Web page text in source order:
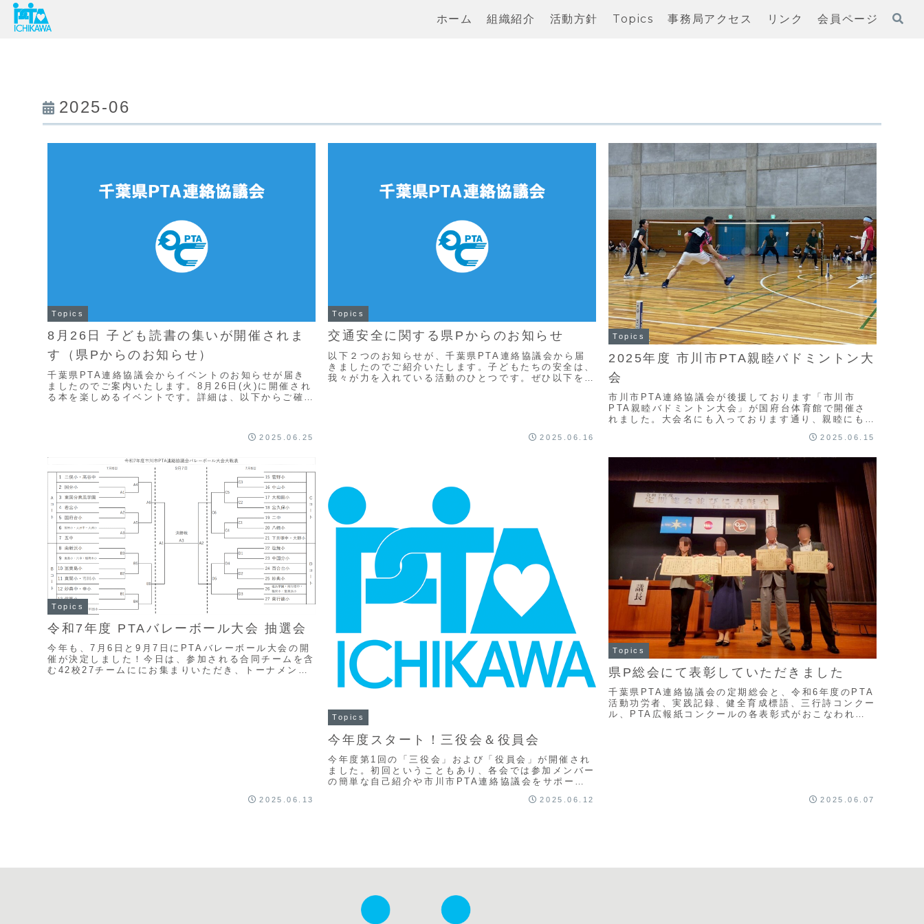
ホーム 組織紹介 活動方針 Topics 事務局アクセス リンク 会員ページ
2025-06
Topics
8月26日 子ども読書の集いが開催されま
す（県Pからのお知らせ）
千葉県PTA連絡協議会からイベントのお知らせが届き
ましたのでご案内いたします。8月26日(火)に開催され
る本を楽しめるイベントです。詳細は、以下からご確認
2025.06.25
Topics
交通安全に関する県Pからのお知らせ
以下２つのお知らせが、千葉県PTA連絡協議会から届
きましたのでご紹介いたします。子どもたちの安全は、
我々が力を入れている活動のひとつです。ぜひ以下をご
2025.06.16
Topics
2025年度 市川市PTA親睦バドミントン大
会
市川市PTA連絡協議会が後援しております「市川市
PTA親睦バドミントン大会」が国府台体育館で開催さ
れました。大会名にも入っております通り、親睦にも重
2025.06.15
Topics
令和7年度 PTAバレーボール大会 抽選会
今年も、7月6日と9月7日にPTAバレーボール大会の開
催が決定しました！今日は、参加される合同チームを含
む42校27チームににお集まりいただき、トーナメント
2025.06.13
Topics
今年度スタート！三役会＆役員会
今年度第1回の「三役会」および「役員会」が開催され
ました。初回ということもあり、各会では参加メンバー
の簡単な自己紹介や市川市PTA連絡協議会をサポート
2025.06.12
Topics
県P総会にて表彰していただきました
千葉県PTA連絡協議会の定期総会と、令和6年度のPTA
活動功労者、実践記録、健全育成標語、三行詩コンクー
ル、PTA広報紙コンクールの各表彰式がおこなわれま
2025.06.07